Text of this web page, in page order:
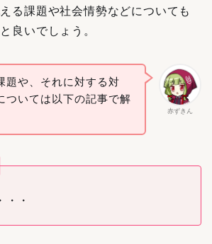
る課題や社会情勢などについても
良いでしょう。
赤ずきん
題や、それに対する対
ついては以下の記事で解
・